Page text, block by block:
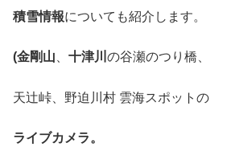
積雪情報についても紹介します。
(金剛山、 十津川 の谷瀬のつり橋、
天辻峠、野迫川村 雲海スポットの
ライブカメラ。